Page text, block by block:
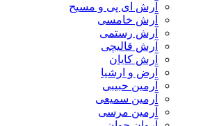
آرش ای پی و مسیح
آرش خامسی
آرش رستمی
آرش قالیچی
آرش کایان
​آرض و ارشیا
آرمین حبیبی
آرمین سمیعی
آرمین مرسی